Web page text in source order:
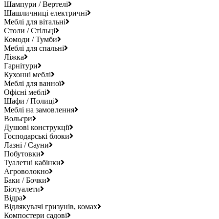
Шампури / Вертелі
Шашличниці електричні
Меблі для вітальні
Столи / Стільці
Комоди / Тумби
Меблі для спальні
Ліжка
Гарнітури
Кухонні меблі
Меблі для ванної
Офісні меблі
Шафи / Полиці
Меблі на замовлення
Вольєри
Душові конструкції
Господарські блоки
Лазні / Сауни
Побутовки
Туалетні кабінки
Агроволокно
Баки / Бочки
Біотуалети
Відра
Відлякувачі гризунів, комах
Компостери садові